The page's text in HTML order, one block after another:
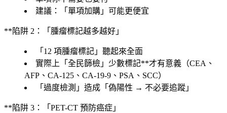
建議 ：「 單項加購 」可能更便宜
**陷阱 2：「腫瘤標記越多越好」
「 12 項腫瘤標記 」聽起來全面
實際上「全民篩檢」少數標記**才有意義（CEA、
AFP、CA-125、CA-19-9、PSA、SCC）
「 過度檢測 」造成「 偽陽性 → 不必要追蹤 」
**陷阱 3：「PET-CT 預防癌症」